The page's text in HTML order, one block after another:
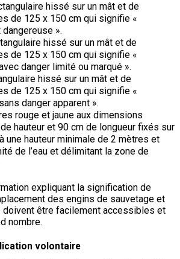
hissé sur un mât et de
de 125 x 150 cm qui signifie «
».
hissé sur un mât et de
de 125 x 150 cm qui signifie «
danger limité ou marqué ».
hissé sur un mât et de
de 125 x 150 cm qui signifie «
danger apparent ».
rouge et jaune aux dimensions
hauteur et 90 cm de longueur fixés sur
une hauteur minimale de 2 mètres et
de l’eau et délimitant la zone de
expliquant la signification de
des engins de sauvetage et
être facilement accessibles et
nombre.
volontaire